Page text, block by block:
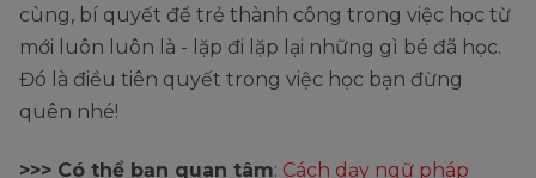
cùng, bí quyết để trẻ thành công trong việc học từ
mới luôn luôn là - lặp đi lặp lại những gì bé đã học.
Đó là điều tiên quyết trong việc học bạn đừng
quên nhé!
>>> Có thể bạn quan tâm: Cách dạy ngữ pháp